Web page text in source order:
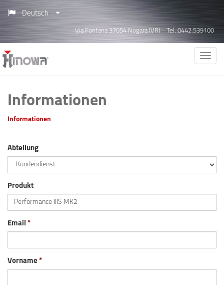
Deutsch
Via Fontana 37054 Nogara (VR) Tel. 0442.539100
Informationen
Informationen
Abteilung
Produkt
Email
Vorname